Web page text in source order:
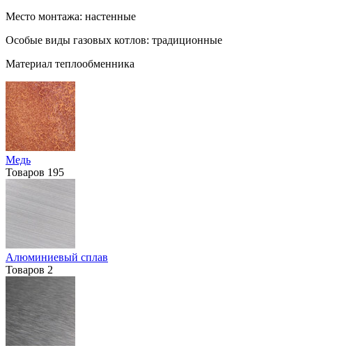
Место монтажа: настенные
Особые виды газовых котлов: традиционные
Материал теплообменника
Медь
Товаров 195
Алюминиевый сплав
Товаров 2